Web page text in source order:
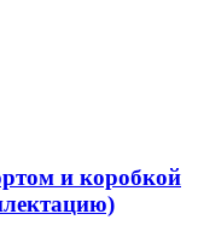
и коробкой